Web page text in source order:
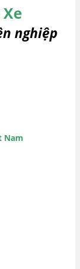
nghiệp
Nam